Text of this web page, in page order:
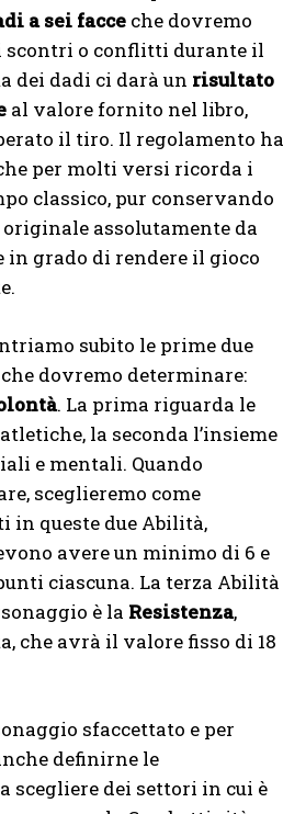
a sei facce che dovremo
scontri o conflitti durante il
dei dadi ci darà un risultato
al valore fornito nel libro,
il tiro. Il regolamento ha
per molti versi ricorda i
classico, pur conservando
assolutamente da
grado di rendere il gioco
subito le prime due
dovremo determinare:
. La prima riguarda le
la seconda l’insieme
e mentali. Quando
sceglieremo come
in queste due Abilità,
avere un minimo di 6 e
ciascuna. La terza Abilità
è la Resistenza,
che avrà il valore fisso di 18
sfaccettato e per
definirne le
scegliere dei settori in cui è